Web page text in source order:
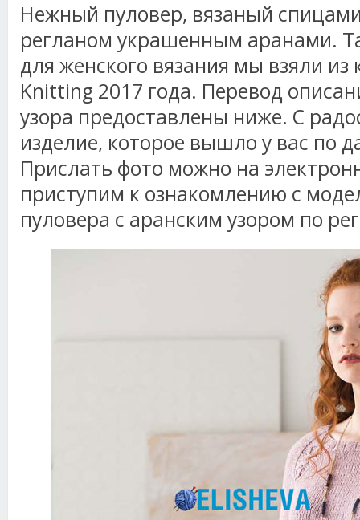
Нежный пуловер, вязаный
регланом украшенным аранами.
для женского вязания мы взяли из
Knitting 2017 года. Перевод
узора предоставлены ниже. С
изделие, которое вышло у вас по
Прислать фото можно на
приступим к ознакомлению с
пуловера с аранским узором по